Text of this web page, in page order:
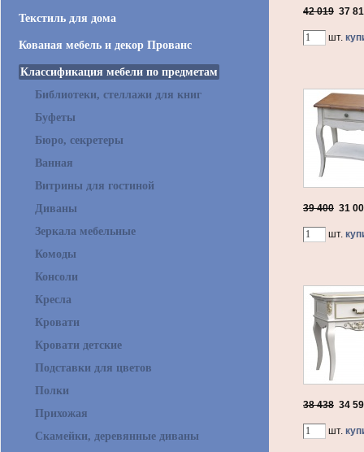
Текстиль для дома
Кованая мебель и декор Прованс
Классификация мебели по предметам
Библиотеки, стеллажи для книг
Буфеты
Бюро, секретеры
Ванная
Витрины для гостиной
Диваны
Зеркала мебельные
Комоды
Консоли
Кресла
Кровати
Кровати детские
Подставки для цветов
Полки
Прихожая
Скамейки, деревянные диваны
42 019 37
шт.
39 400 31
шт.
38 438 34
шт.